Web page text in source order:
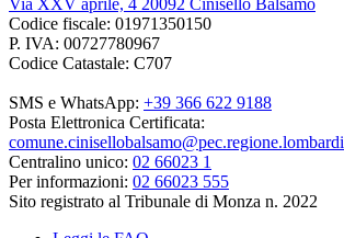
Codice fiscale: 01971350150
P. IVA: 00727780967
Codice Catastale: C707
SMS e WhatsApp: +39 366 622 9188
Posta Elettronica Certificata:
Centralino unico: 02 66023 1
Per informazioni: 02 66023 555
Sito registrato al Tribunale di Monza n. 2022